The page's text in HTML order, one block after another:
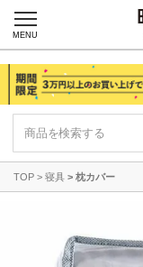
MENU
TOP 寝具 枕カバー